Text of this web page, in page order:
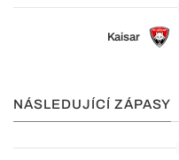
Kaisar
NÁSLEDUJÍCÍ ZÁPASY